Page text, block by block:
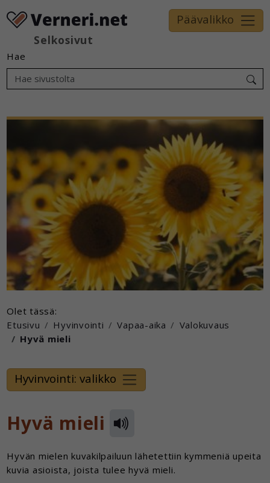
Selkosivut
Päävalikko
Hae
Olet tässä:
Etusivu
Hyvinvointi Vapaa-aika
Valokuvaus
Hyvä mieli
Hyvinvointi: valikko
Hyvä mieli
Hyvän mielen kuvakilpailuun lähetettiin kymmeniä upeita
kuvia asioista, joista tulee hyvä mieli.